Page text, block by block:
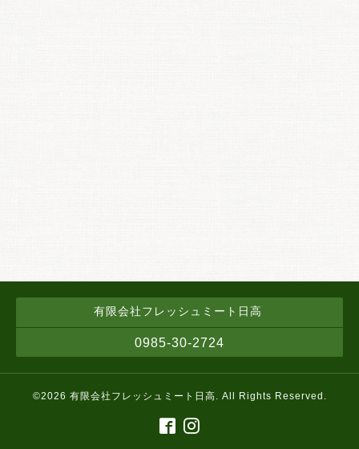
有限会社フレッシュミート日高
0985-30-2724
©2026 有限会社フレッシュミート日高. All Rights Reserved.